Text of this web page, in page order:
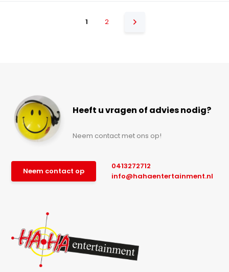
1 2
Heeft u vragen of advies nodig?
Neem contact met ons op!
Neem contact op
0413272712
info@hahaentertainment.nl